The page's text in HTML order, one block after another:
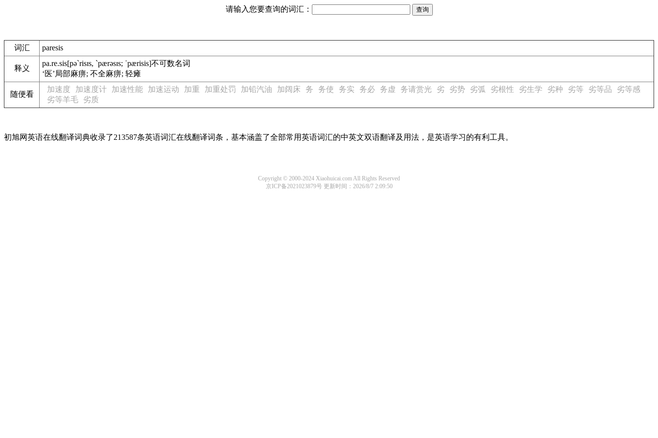
请输入您要查询的词汇：
词汇 paresis
释义
pa.re.sis[pə`risɪs, `pærəsɪs; ˈpærisis]不可数名词
‘医’局部麻痹; 不全麻痹; 轻瘫
随便看
加速度 加速度计 加速性能 加速运动 加重 加重处罚 加铅汽油 加阔床 务 务使 务实 务必 务虚 务请赏光 劣 劣势 劣弧 劣根性 劣生学 劣种 劣等 劣等品
劣等感
劣等羊毛
劣质
初旭网英语在线翻译词典收录了213587条英语词汇在线翻译词条，基本涵盖了全部常用英语词汇的中英文双语翻译及用法，是英语学习的有利工具。
Copyright © 2000-2024 Xiaohuicai.com All Rights Reserved
京ICP备2021023879号更新时间：2026/8/7 2:09:50